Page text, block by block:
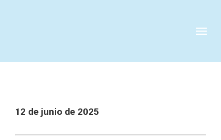
CASOS DE
12 de junio de 2025